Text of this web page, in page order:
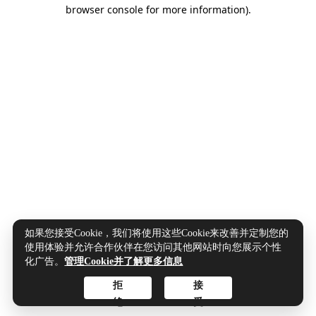
browser console for more information).
如果您接受Cookie，我们将使用这些Cookie来改善并定制您的
使用体验并允许合作伙伴在您访问其他网站时向您展示个性
化广告。管理Cookie并了解更多信息
接
受
拒
绝